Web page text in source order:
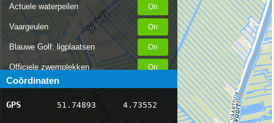
Actuele waterpeilen
Vaargeulen
Blauwe Golf: ligplaatsen
Officiele zwemplekken
Stremmingen/hinder
AIS scheepsposities
Coördinaten
GPS 51.74893 4.73552